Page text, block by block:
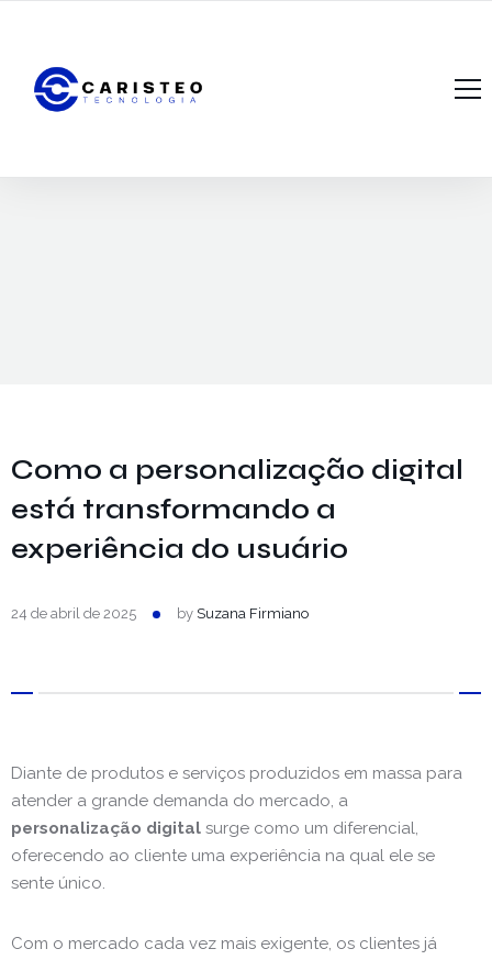
A Caristeo Tecnologia
Como a personalização digital
está transformando a
experiência do usuário
24 de abril de 2025 by Suzana Firmiano
Diante de produtos e serviços produzidos em massa para
atender a grande demanda do mercado, a
personalização digital surge como um diferencial,
oferecendo ao cliente uma experiência na qual ele se
sente único.
Com o mercado cada vez mais exigente, os clientes já